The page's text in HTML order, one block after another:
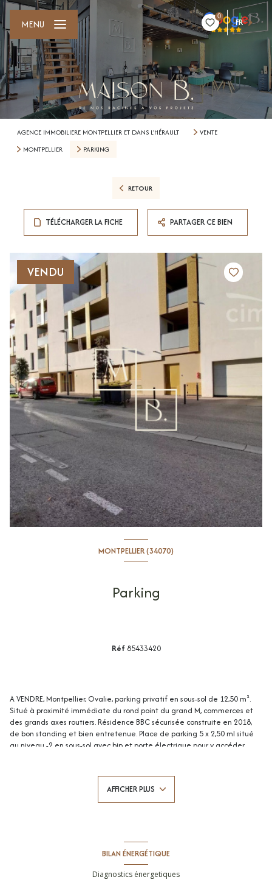
0
FR
MENU
AGENCE IMMOBILIERE MONTPELLIER ET DANS L'HÉRAULT
VENTE
MONTPELLIER
PARKING
RETOUR
TÉLÉCHARGER LA FICHE PARTAGER CE BIEN
VENDU
MONTPELLIER (34070)
Parking
Réf 85433420
A VENDRE, Montpellier, Ovalie, parking privatif en sous-sol de 12,50 m².
Situé à proximité immédiate du rond point du grand M, commerces et
des grands axes routiers. Résidence BBC sécurisée construite en 2018,
de bon standing et bien entretenue. Place de parking 5 x 2,50 ml situé
au niveau -2 en sous-sol avec bip et porte électrique pour y accéder.
moyen annuel de la quote-part du budget prévisionnel à la charge du
vendeur : 104 €. Aucune procédure en cours menée sur le fondement
des articles 29-1 A et 29-1 de la loi n° 65-557 du 10 juillet 1965 et de
AFFICHER PLUS
BILAN ÉNERGÉTIQUE
Diagnostics énergetiques